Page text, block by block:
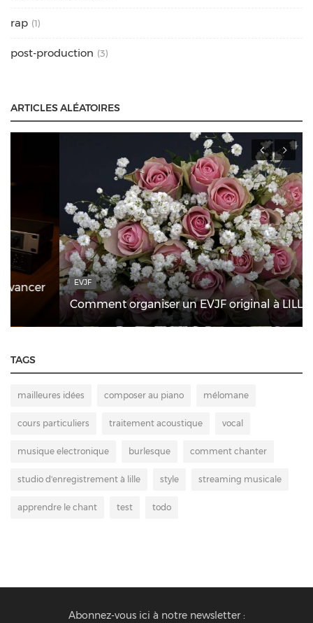
rap (1)
post-production (3)
ARTICLES ALÉATOIRES
Comment organiser un EVJF original à LILLE ?
TAGS
mailleures idées composer au piano mélomane
cours particuliers traitement acoustique vocal
musique electronique burlesque comment chanter
studio d'enregistrement à lille style streaming musicale
apprendre le chant test todo
Abonnez-vous ici à notre newsletter :